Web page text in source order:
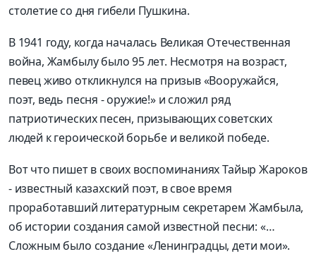
столетие со дня гибели Пушкина.
В 1941 году, когда началась Великая Отечественная
война, Жамбылу было 95 лет. Несмотря на возраст,
певец живо откликнулся на призыв «Вооружайся,
поэт, ведь песня - оружие!» и сложил ряд
патриотических песен, призывающих советских
людей к героической борьбе и великой победе.
Вот что пишет в своих воспоминаниях Тайыр Жароков
- известный казахский поэт, в свое время
проработавший литературным секретарем Жамбыла,
об истории создания самой известной песни: «…
Сложным было создание «Ленинградцы, дети мои».